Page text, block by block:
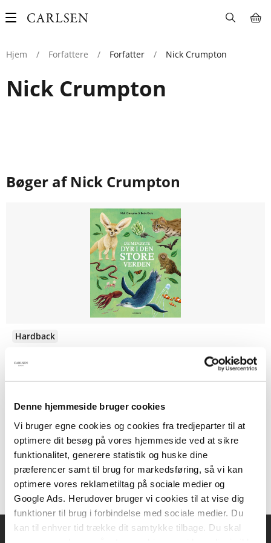
Denne hjemmeside bruger cookies
Vi bruger egne cookies og cookies fra tredjeparter til at
optimere dit besøg på vores hjemmeside ved at sikre
funktionalitet, generere statistik og huske dine
præferencer samt til brug for markedsføring, så vi kan
optimere vores reklametiltag på sociale medier og
Google Ads. Herudover bruger vi cookies til at vise dig
funktioner til brug i forbindelse med sociale medier. Du
kan til enhver tid trække dit samtykke tilbage. Du skal
Main
Hjem
/ Forfattere / Forfatter / Nick Crumpton
Nick Crumpton
Bøger af Nick Crumpton
Hardback
149,95 KR.